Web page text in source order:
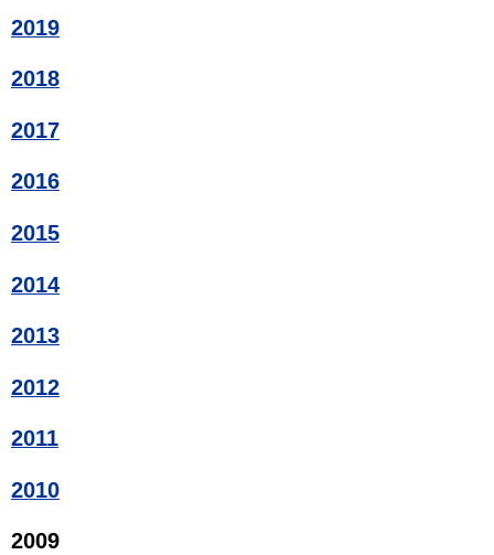
2019
2018
2017
2016
2015
2014
2013
2012
2011
2010
2009